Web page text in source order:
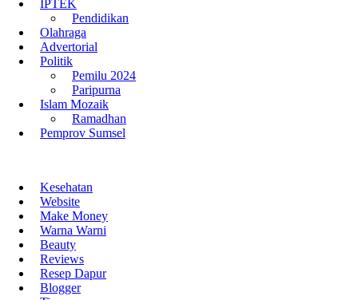
IPTEK
Pendidikan
Olahraga
Advertorial
Politik
Pemilu 2024
Paripurna
Islam Mozaik
Ramadhan
Pemprov Sumsel
Kesehatan
Website
Make Money
Warna Warni
Beauty
Reviews
Resep Dapur
Blogger